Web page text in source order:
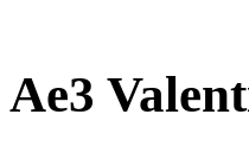
Ae3